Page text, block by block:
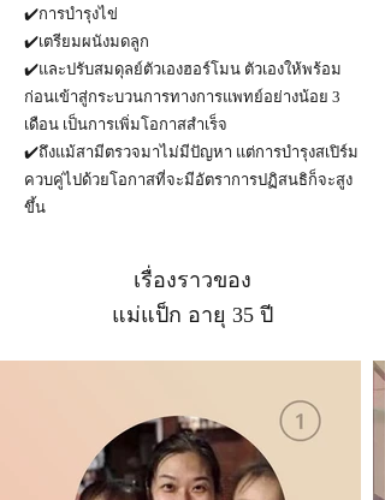
✔️การบำรุงไข่
✔️เตรียมผนังมดลูก
✔️และปรับสมดุลย์ตัวเองฮอร์โมน ตัวเองให้พร้อม
ก่อนเข้าสู่กระบวนการทางการแพทย์อย่างน้อย 3
เดือน เป็นการเพิ่มโอกาสสำเร็จ
✔️ถึงแม้สามีตรวจมาไม่มีปัญหา แต่การบำรุงสเปิร์ม
ควบคู่ไปด้วยโอกาสที่จะมีอัตราการปฏิสนธิก็จะสูง
ขึ้น
เรื่องราวของ
แม่แป็ก อายุ 35 ปี